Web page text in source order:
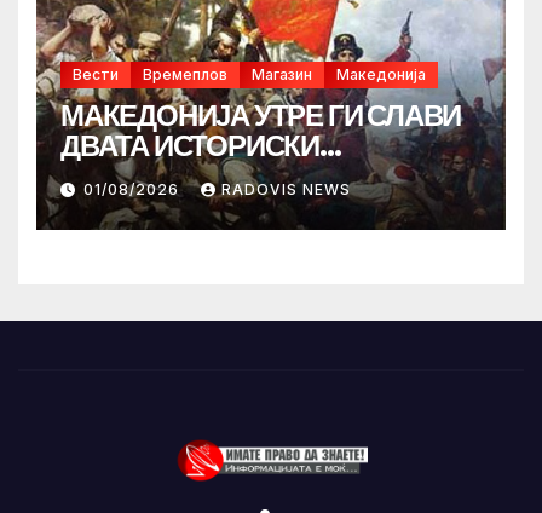
Вести Времеплов Магазин Македонија
МАКЕДОНИЈА УТРЕ ГИ СЛАВИ
ДВАТА ИСТОРИСКИ
ИЛИНДЕНА!
01/08/2026 RADOVIS NEWS